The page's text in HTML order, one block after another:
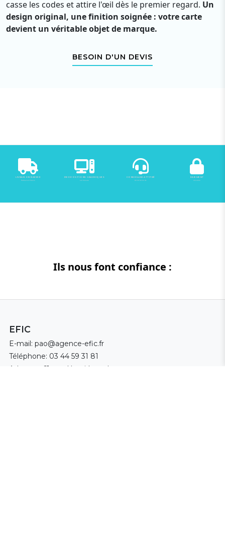
casse les codes et attire l'œil dès le premier regard. Un
design original, une finition soignée : votre carte
devient un véritable objet de marque.
BESOIN D'UN DEVIS
LIVRAISON RAPIDE
Partout en France
PROPOSITIONS GRAPHIQUES
sur mesure
CONSEILLER ATTITRÉ
03 44 59 31 81
PAIEMENT
sécurisé
Ils nous font confiance :
EFIC
E-mail: pao@agence-efic.fr
Téléphone: 03 44 59 31 81
Adresse : 61, rue Henri Laroche